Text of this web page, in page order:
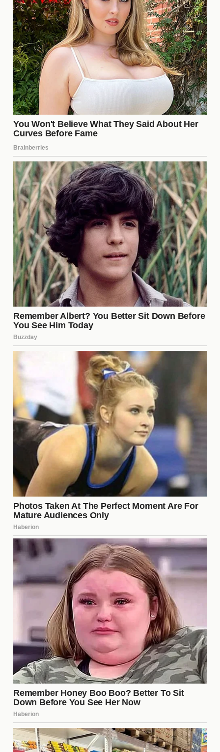
Las estrategias de juego en
"Gran Hermano"
En "Gran Hermano", las estrategias de juego son
fundamentales para la supervivencia en la casa.
Los concursantes deben ser astutos y adaptarse a
las dinámicas cambiantes. Algunas de las
estrategias más comunes incluyen:
Formar alianzas para asegurar la protección
mutua.
Manipular la percepción de los demás para
ganar ventaja.
Crear conflictos para desviar la atención de sus
propias acciones.
Estas tácticas son esenciales para avanzar en el
juego, y el conflicto actual entre Manu y Charlotte
es un claro ejemplo de cómo las estrategias pueden
influir en las relaciones interpersonales dentro de la
casa.
La influencia de las redes
sociales
Las redes sociales juegan un papel crucial en la
forma en que se perciben los eventos de "Gran
Hermano". Los seguidores del programa comentan
y analizan cada movimiento de los concursantes, lo
que puede amplificar la tensión entre ellos.
Además, las plataformas digitales permiten que los
fans se sientan más conectados con los
participantes, lo que a menudo resulta en
campañas de apoyo o críticas. Este fenómeno ha
llevado a que los concursantes se sientan
presionados a actuar de ciertas maneras para
mantener el favor del público.
La importancia de los aliados en
el juego
En un entorno tan competitivo como "Gran
Hermano", contar con aliados puede marcar la
diferencia entre la permanencia y la eliminación.
Los concursantes que logran formar relaciones
sólidas y estratégicas tienden a tener más éxito.
Las alianzas permiten compartir información y
respaldarse mutuamente en momentos críticos. Sin
embargo, estas relaciones también pueden volverse
en contra de los participantes, como se ha visto en
el caso de Manu y Charlotte, donde la
desconfianza ha comenzado a erosionar sus
vínculos.
El papel de la producción en la
narrativa
La producción de "Gran Hermano" tiene un papel